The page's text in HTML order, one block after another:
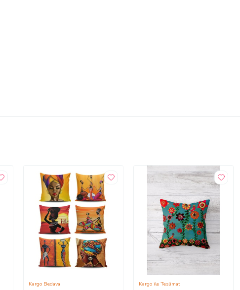
Kargo Bedava Kargo ile Teslimat